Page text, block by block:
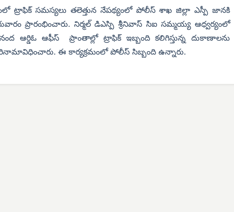
ట్రాఫిక్ సమస్యలు తలెత్తున నేపథ్యంలో పోలీస్ శాఖ జిల్లా ఎస్పీ జానకి
ప్రారంభించారు. నిర్మల్ డిఎస్పి శ్రీనివాస్ సిఐ సమ్మయ్య ఆధ్వర్యంలో
ఆఫీస్ ప్రాంతాల్లో ట్రాఫిక్ ఇబ్బంది కలిగిస్తున్న దుకాణాలను
ఈ కార్యక్రమంలో పోలీస్ సిబ్బంది ఉన్నారు.